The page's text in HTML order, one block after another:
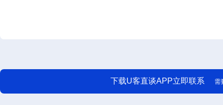
下载U客直谈APP立即联系 需